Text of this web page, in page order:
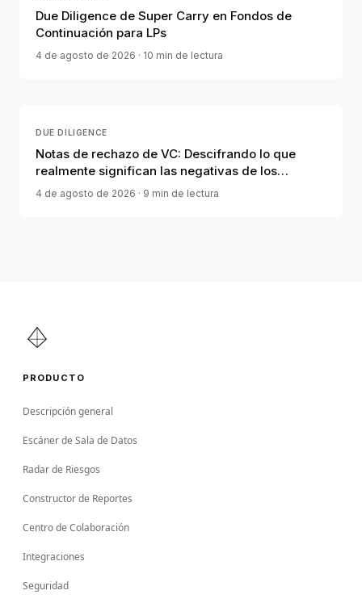
Due Diligence de Super Carry en Fondos de
Continuación para LPs
4 de agosto de 2026 · 10 min de lectura
DUE DILIGENCE
Notas de rechazo de VC: Descifrando lo que
realmente significan las negativas de los
inversores
4 de agosto de 2026 · 9 min de lectura
PRODUCTO
Descripción general
Escáner de Sala de Datos
Radar de Riesgos
Constructor de Reportes
Centro de Colaboración
Integraciones
Seguridad